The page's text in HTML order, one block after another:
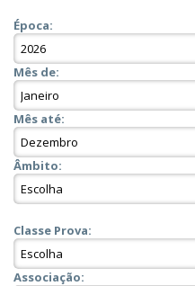
Época:
Mês de:
Mês até:
Âmbito:
Classe Prova:
Associação: